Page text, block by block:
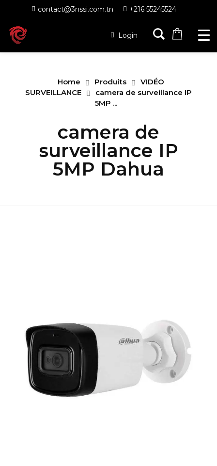
contact@3nssi.com.tn +216 55245524
Login
Home Produits
VIDÉO
SURVEILLANCE
camera de surveillance IP
5MP ...
camera de
surveillance IP
5MP Dahua